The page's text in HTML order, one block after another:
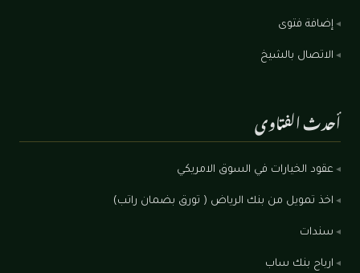
إضافة فتوى
الاتصال بالشيخ
أحدث الفتاوى
عقود الخيارات في السوق الامريكي
اخذ تمويل من بنك الرياض ( تورق بضمان راتب)
سندات
ارباح بنك ساب